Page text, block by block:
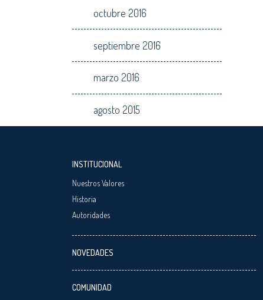
octubre 2016
septiembre 2016
marzo 2016
agosto 2015
INSTITUCIONAL
Nuestros Valores
Historia
Autoridades
NOVEDADES
COMUNIDAD